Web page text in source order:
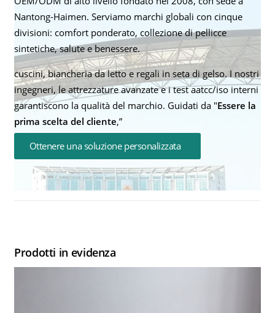
Nantong-Haimen. Serviamo marchi globali con cinque
divisioni: comfort ponderato, collezione di pellicce
sintetiche, salute e benessere.
cuscini, biancheria da letto e regali in seta di gelso. I nostri
ingegneri, le attrezzature avanzate e i test aatcc/iso interni
garantiscono la qualità del marchio. Guidati da "Essere la
prima scelta del cliente,”
Ottenere una soluzione personalizzata
Prodotti in evidenza